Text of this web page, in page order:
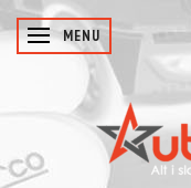
SKIFTE NAVIGATION
MENU